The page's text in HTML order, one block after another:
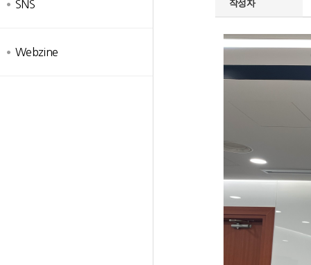
SNS
Webzine
작성자